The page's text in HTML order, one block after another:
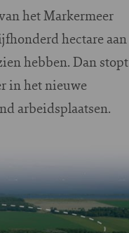
het Markermeer
hectare aan
hebben. Dan stopt
in het nieuwe
arbeidsplaatsen.